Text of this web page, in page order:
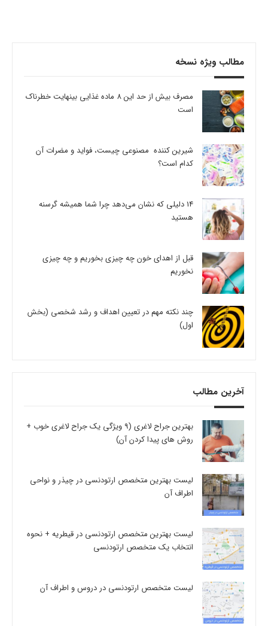
مطالب ویژه نسخه
مصرف بیش از حد این 8 ماده غذایی بینهایت خطرناک
است
شیرین کننده مصنوعی چیست، فواید و مضرات آن
کدام است؟
14 دلیلی که نشان می‌دهد چرا شما همیشه گرسنه
هستید
قبل از اهدای خون چه چیزی بخوریم و چه چیزی
نخوریم
چند نکته مهم در تعیین اهداف و رشد شخصی (بخش
اول)
آخرین مطالب
بهترین جراح لاغری (9 ویژگی یک جراح لاغری خوب +
روش های پیدا کردن آن)
لیست بهترین متخصص ارتودنسی در چیذر و نواحی
اطراف آن
لیست بهترین متخصص ارتودنسی در قیطریه + نحوه
انتخاب یک متخصص ارتودنسی
لیست متخصص ارتودنسی در دروس و اطراف آن